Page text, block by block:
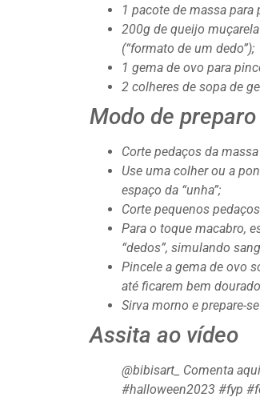
1 pacote de massa para
200g de queijo
(“formato de um dedo”);
1 gema de ovo para
2 colheres de sopa de
Modo de preparo
Corte pedaços da
Use uma colher ou a
espaço da “unha”;
Corte pequenos
Para o toque macabro,
“dedos”, simulando
Pincele a gema de ovo
até ficarem bem
Sirva morno e prepare-
Assita ao vídeo
@bibisart_ Comenta
#halloween2023 #fyp